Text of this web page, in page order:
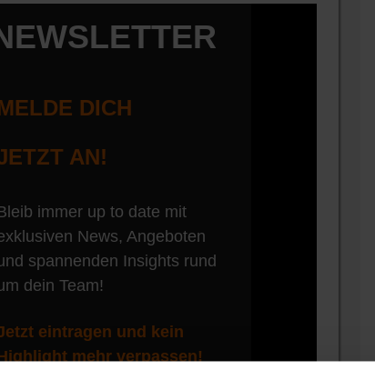
DICH
AN!
immer up to date mit
News, Angeboten
spannenden Insights rund
dein Team!
eintragen und kein
mehr verpassen!